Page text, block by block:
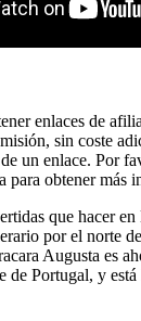
enlaces de
sin coste
un enlace. Por
para obtener más
que hacer
por el norte
Augusta es
de Portugal, y